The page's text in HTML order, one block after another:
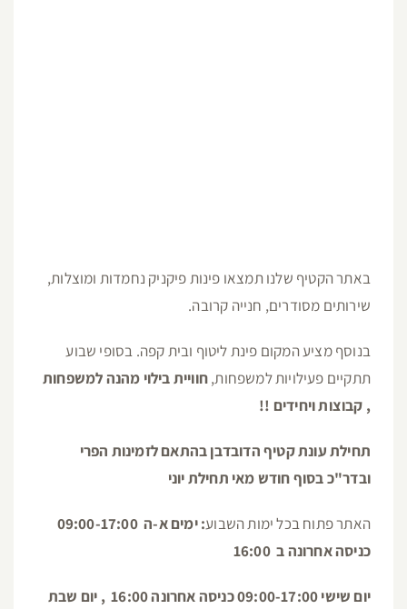
08:30-18:00 כניסה אחרונה 17:00
שאלה!
טל: 072-3712980
לחצו לכניסה לאתרחוות הסוס והדובדבן